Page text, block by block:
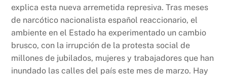
explica esta nueva arremetida represiva. Tras meses
de narcótico nacionalista español reaccionario, el
ambiente en el Estado ha experimentado un cambio
brusco, con la irrupción de la protesta social de
millones de jubilados, mujeres y trabajadores que han
inundado las calles del país este mes de marzo. Hay